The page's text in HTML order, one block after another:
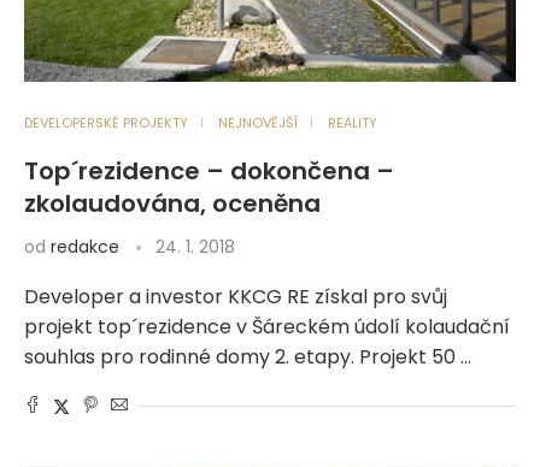
DEVELOPERSKÉ PROJEKTY NEJNOVĚJŠÍ REALITY
Top´rezidence – dokončena –
zkolaudována, oceněna
od redakce 24. 1. 2018
Developer a investor KKCG RE získal pro svůj
projekt top´rezidence v Šáreckém údolí kolaudační
souhlas pro rodinné domy 2. etapy. Projekt 50 …